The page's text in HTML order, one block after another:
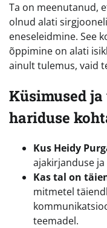
Ta on meenutanud,
olnud alati
eneseleidmine. See
õppimine on alati
ainult tulemus, vaid
Küsimused
hariduse
Kus Heidy
ajakirjanduse
Kas tal on
mitmetel
teemadel.